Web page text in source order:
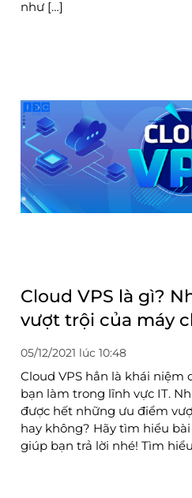
như […]
Cloud VPS là gì?
vượt trội của máy
05/12/2021 lúc 10:48
Cloud VPS hẳn là khái niệm
bạn làm trong lĩnh vực IT.
được hết những ưu điểm
hay không? Hãy tìm hiểu
giúp bạn trả lời nhé! Tìm